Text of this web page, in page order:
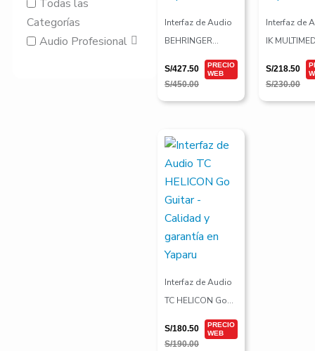
Todas las
Categorías
Audio Profesional
Interfaz de Audio
BEHRINGER
UMC202HD
S/450.00
S/427.50
Interfaz de
IK
S/230.00
S/218.50
Interfaz de Audio
TC HELICON Go
S/190.00
precio
era:
S/190.00.
S/180.50
precio
es:
S/180.50.